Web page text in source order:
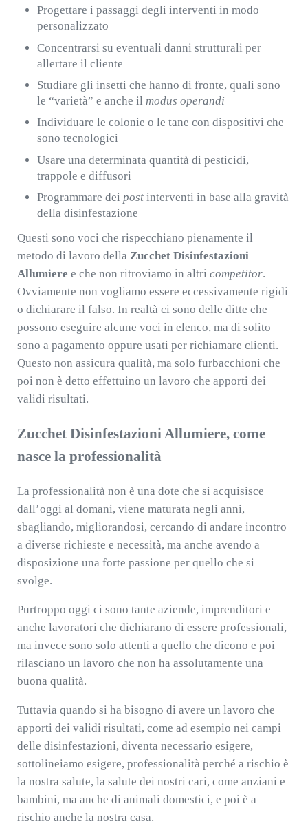
Progettare i passaggi degli interventi in modo
personalizzato
Concentrarsi su eventuali danni strutturali per
allertare il cliente
Studiare gli insetti che hanno di fronte, quali sono
le “varietà” e anche ilmodus operandi
Individuare le colonie o le tane con dispositivi che
sono tecnologici
Usare una determinata quantità di pesticidi,
trappole e diffusori
Programmare deipost interventi in base alla gravità
della disinfestazione
Questi sono voci che rispecchiano pienamente il
metodo di lavoro della Zucchet Disinfestazioni
Allumiere e che non ritroviamo in altri competitor.
Ovviamente non vogliamo essere eccessivamente rigidi
o dichiarare il falso. In realtà ci sono delle ditte che
possono eseguire alcune voci in elenco, ma di solito
sono a pagamento oppure usati per richiamare clienti.
Questo non assicura qualità, ma solo furbacchioni che
poi non è detto effettuino un lavoro che apporti dei
validi risultati.
Zucchet Disinfestazioni Allumiere, come
nasce la professionalità
La professionalità non è una dote che si acquisisce
dall’oggi al domani, viene maturata negli anni,
sbagliando, migliorandosi, cercando di andare incontro
a diverse richieste e necessità, ma anche avendo a
disposizione una forte passione per quello che si
svolge.
Purtroppo oggi ci sono tante aziende, imprenditori e
anche lavoratori che dichiarano di essere professionali,
ma invece sono solo attenti a quello che dicono e poi
rilasciano un lavoro che non ha assolutamente una
buona qualità.
Tuttavia quando si ha bisogno di avere un lavoro che
apporti dei validi risultati, come ad esempio nei campi
delle disinfestazioni, diventa necessario esigere,
sottolineiamo esigere, professionalità perché a rischio è
la nostra salute, la salute dei nostri cari, come anziani e
bambini, ma anche di animali domestici, e poi è a
rischio anche la nostra casa.